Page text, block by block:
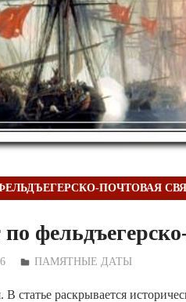
ПОЧТОВАЯ
по
Дежурный по Редакции
ПАМЯТНЫЕ ДАТЫ
В статье раскрывается